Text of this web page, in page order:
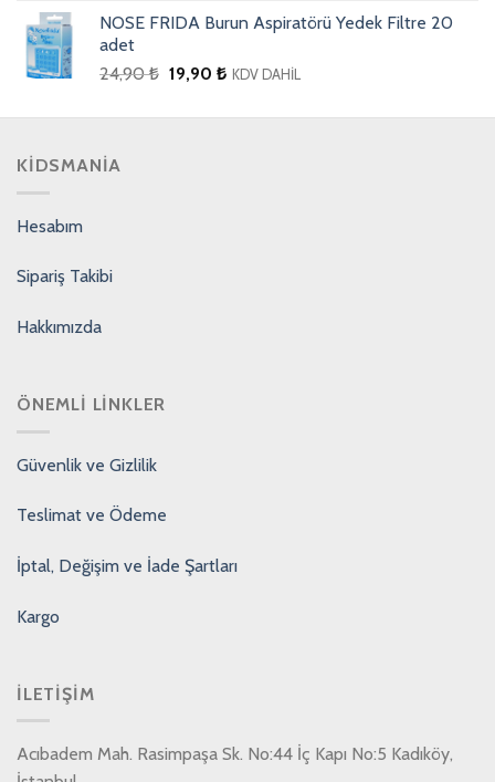
NOSE FRIDA Burun Aspiratörü Yedek Filtre 20
adet
24,90₺ 19,90 ₺ KDV DAHİL
KIDSMANIA
Hesabım
Sipariş Takibi
Hakkımızda
ÖNEMLI LINKLER
Güvenlik ve Gizlilik
Teslimat ve Ödeme
İptal, Değişim ve İade Şartları
Kargo
İLETIŞIM
Acıbadem Mah. Rasimpaşa Sk. No:44 İç Kapı No:5 Kadıköy,